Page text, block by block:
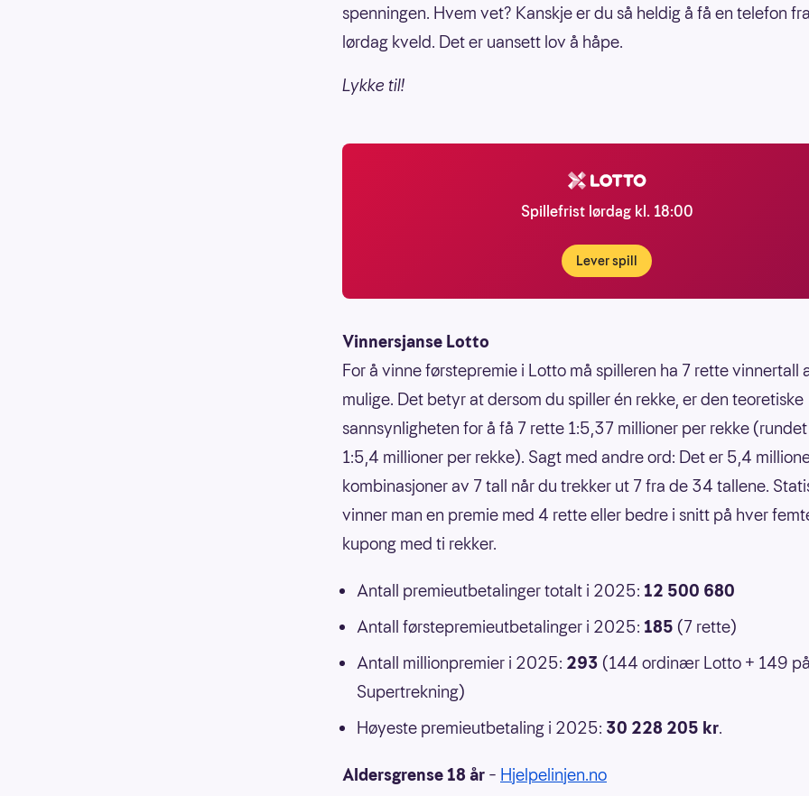
spenningen. Hvem vet? Kanskje er du så heldig å få en telefon
lørdag kveld. Det er uansett lov å håpe.
Lykke til!
Spillefrist lørdag kl. 18:00
Lever spill
Vinnersjanse Lotto
For å vinne førstepremie i Lotto må spilleren ha 7 rette vinnertall
mulige. Det betyr at dersom du spiller én rekke, er den teoretiske
sannsynligheten for å få 7 rette 1:5,37 millioner per rekke
1:5,4 millioner per rekke). Sagt med andre ord: Det er 5,4
kombinasjoner av 7 tall når du trekker ut 7 fra de 34 tallene.
vinner man en premie med 4 rette eller bedre i snitt på hver
kupong med ti rekker.
Antall premieutbetalinger totalt i 2025: 12 500 680
Antall førstepremieutbetalinger i 2025: 185 (7 rette)
Antall millionpremier i 2025: 293 (144 ordinær Lotto + 149
Supertrekning)
Høyeste premieutbetaling i 2025: 30 228 205 kr.
Aldersgrense 18 år – Hjelpelinjen.no